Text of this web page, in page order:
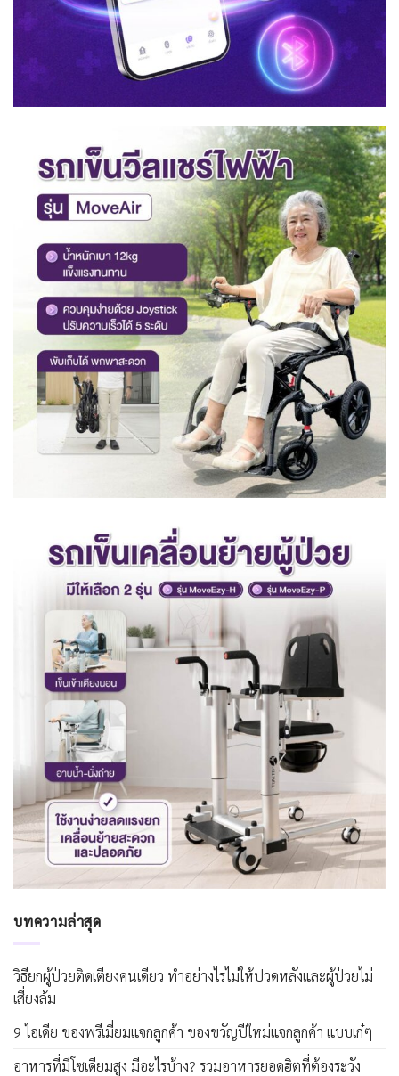
บทความล่าสุด
วิธียกผู้ป่วยติดเตียงคนเดียว ทำอย่างไรไม่ให้ปวดหลังและผู้ป่วยไม่
เสี่ยงล้ม
9 ไอเดีย ของพรีเมี่ยมแจกลูกค้า ของขวัญปีใหม่แจกลูกค้า แบบเก๋ๆ
อาหารที่มีโซเดียมสูง มีอะไรบ้าง? รวมอาหารยอดฮิตที่ต้องระวัง